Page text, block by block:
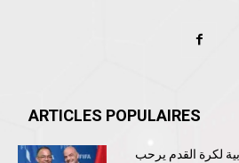
ARTICLES POPULAIRES
لكرة القدم يرحب